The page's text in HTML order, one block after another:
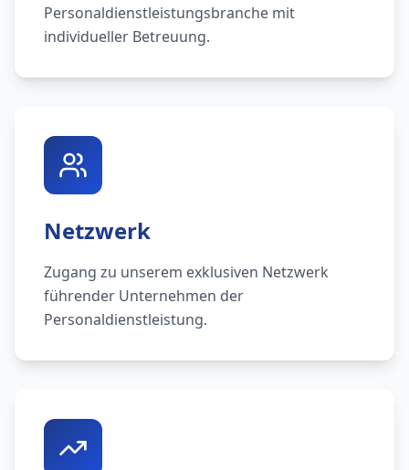
Personaldienstleistungsbranche mit
individueller Betreuung.
Netzwerk
Zugang zu unserem exklusiven Netzwerk
führender Unternehmen der
Personaldienstleistung.